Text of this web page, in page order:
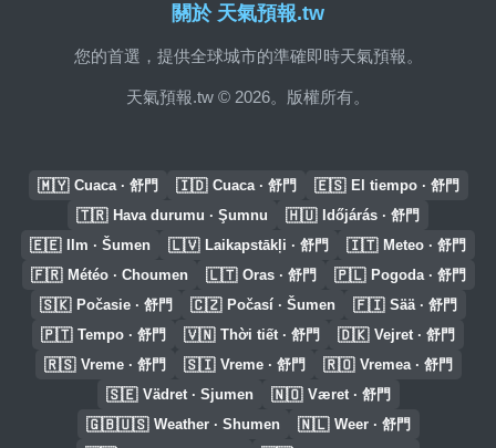
關於 天氣預報.tw
您的首選，提供全球城市的準確即時天氣預報。
天氣預報.tw © 2026。版權所有。
🇲🇾 Cuaca · 舒門 🇮🇩 Cuaca · 舒門 🇪🇸 El tiempo · 舒門
🇹🇷 Hava durumu · Şumnu 🇭🇺 Időjárás · 舒門
🇪🇪 Ilm · Šumen 🇱🇻 Laikapstākļi · 舒門 🇮🇹 Meteo · 舒門
🇫🇷 Météo · Choumen 🇱🇹 Oras · 舒門 🇵🇱 Pogoda · 舒門
🇸🇰 Počasie · 舒門 🇨🇿 Počasí · Šumen 🇫🇮 Sää · 舒門
🇵🇹 Tempo · 舒門 🇻🇳 Thời tiết · 舒門 🇩🇰 Vejret · 舒門
🇷🇸 Vreme · 舒門 🇸🇮 Vreme · 舒門 🇷🇴 Vremea · 舒門
🇸🇪 Vädret · Sjumen 🇳🇴 Været · 舒門
🇬🇧🇺🇸 Weather · Shumen 🇳🇱 Weer · 舒門